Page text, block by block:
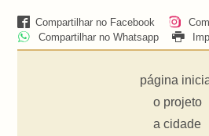
Compartilhar no Facebook
Compartilhar no Whatsapp
página
o projeto
a cidade